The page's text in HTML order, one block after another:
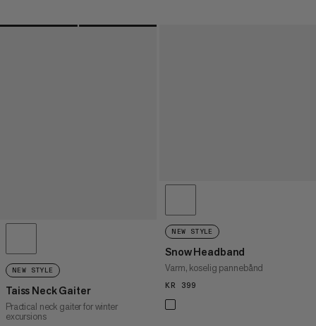
NEW STYLE
Taiss Neck Gaiter
Practical neck gaiter for winter
excursions
NEW STYLE
Snow Headband
Varm, koselig pannebånd
KR 399